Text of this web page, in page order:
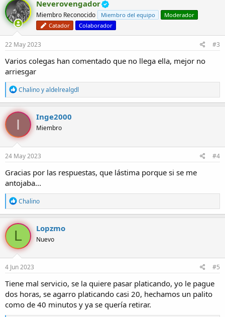
c
i
o
n
s
Neverovengador
Miembro Reconocido Miembro del equipo
Moderador
Catador
Colaborador
22 May 2023 #3
Varios colegas han comentado que no llega ella, mejor no
arriesgar
R
e
a
c
c
i
o
n
e
s
Chalinoyaldelrealgdl
I Inge2000
Miembro
24 May 2023 #4
Gracias por las respuestas, que lástima porque si se me
antojaba...
R
e
a
c
i
o
n
e
:
Chalino
L Lopzmo
Nuevo
4 Jun 2023 #5
Tiene mal servicio, se la quiere pasar platicando, yo le pague
dos horas, se agarro platicando casi 20, hechamos un palito
como de 40 minutos y ya se quería retirar.